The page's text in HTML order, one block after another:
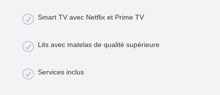
R Smart TV avec Netflix et Prime TV
R Lits avec matelas de qualité supérieure
R Services inclus